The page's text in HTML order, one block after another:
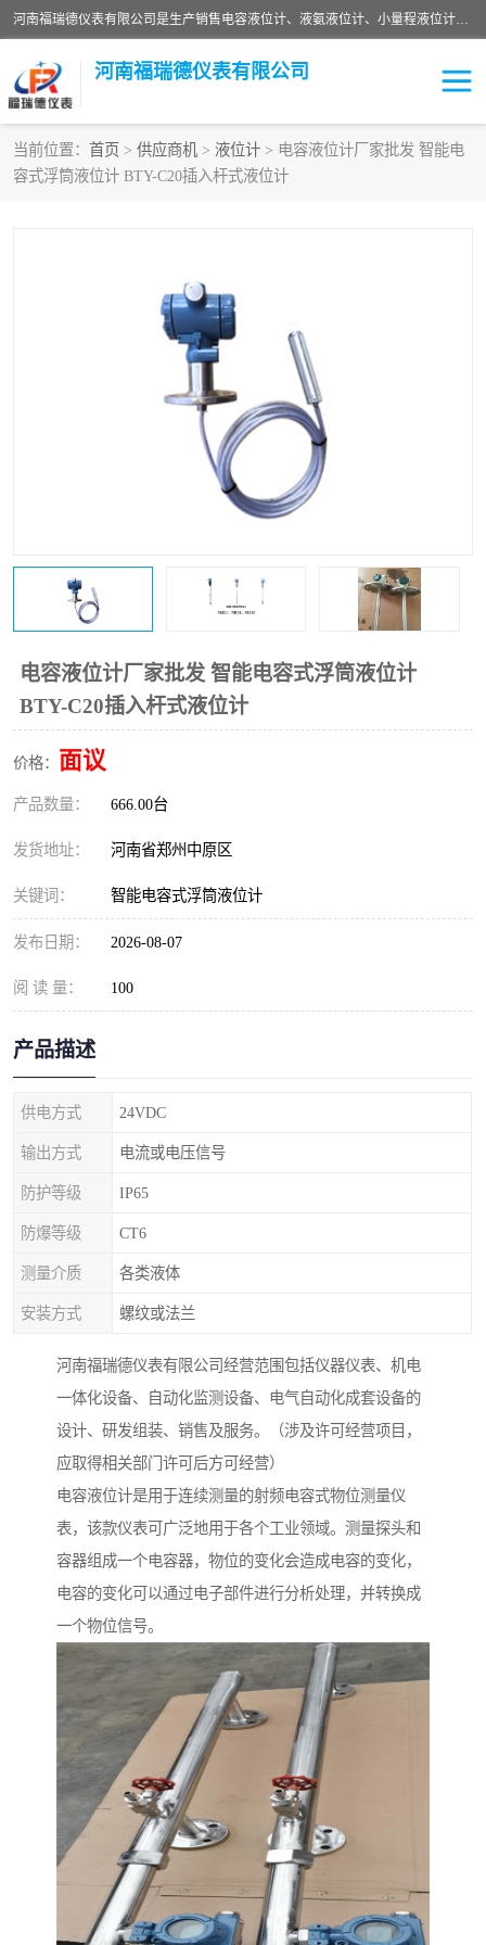
河南福瑞德仪表有限公司是生产销售电容液位计、液氨液位计、小量程液位计定制、智能锅炉水位计、液氮液位计等；并在产品开发、研制的过程中，吸取国内外仪器仪表的技术精华，建立了一支高、精、尖的科研开发队伍，使产品性能不断升级。
河南福瑞德仪表有限公司
当前位置： 首页 > 供应商机 > 液位计 > 电容液位计厂家批发 智能电
容式浮筒液位计 BTY-C20插入杆式液位计
电容液位计厂家批发 智能电容式浮筒液位计
BTY-C20插入杆式液位计
价格： 面议
产品数量： 666.00台
发货地址： 河南省郑州中原区
关键词： 智能电容式浮筒液位计
发布日期： 2026-08-07
阅 读 量： 100
产品描述
供电方式 24VDC
输出方式 电流或电压信号
防护等级 IP65
防爆等级 CT6
测量介质 各类液体
安装方式 螺纹或法兰
河南福瑞德仪表有限公司经营范围包括仪器仪表、机电
一体化设备、自动化监测设备、电气自动化成套设备的
设计、研发组装、销售及服务。（涉及许可经营项目，
应取得相关部门许可后方可经营）
电容液位计是用于连续测量的射频电容式物位测量仪
表，该款仪表可广泛地用于各个工业领域。测量探头和
容器组成一个电容器，物位的变化会造成电容的变化，
电容的变化可以通过电子部件进行分析处理，并转换成
一个物位信号。
液位计 液位传感器
液位计传感器定制
物位计
测漏仪
锅炉水位计
流量仪表 加油站液位仪